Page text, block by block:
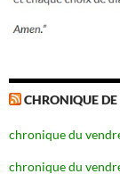
CHRONIQUE DE
chronique du
chronique du